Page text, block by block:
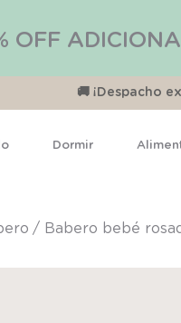
OFF
🚚 ¡Despacho
Dormir
Babero bebé